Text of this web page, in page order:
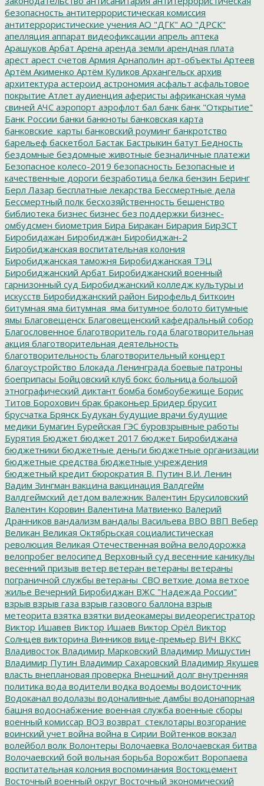
безопасность антитеррористическая комиссия
антитеррористические учения АО "ДГК" АО "ДРСК"
апелляция аппарат видеофиксации апрель аптека
Арашуков Арбат Арена аренда земли арендная плата
арест арест счетов Армия Арнаполин арт-объекты Артеев
Артём Акименко Артём Куликов Архангельск архив
архитектура астероид астрономия асфальт асфальтовое
покрытие Атлет аудиенция аферисты африканская чума
свиней АЧС аэропорт аэрофлот бал банк банк "Открытие"
Банк России банки банкноты банковская карта
банковские_карты банковский роуминг банкротство
барельеф баскетбол Бастак Бастрыкин батут Бедность
бездомные бездомные животные безналичные платежи
Безопасное колесо-2019 безопасность Безопасные и
качественные дороги безработица белка бензин Беринг
Берл Лазар бесплатные лекарства Бессмертные дела
Бессмертный полк бесхозяйственность бешенство
библиотека бизнес бизнес без поддержки бизнес-
омбудсмен биометрия Бира Биракан Бирария БирЗСТ
Биробидажан Биробиджан Биробиджан-2
Биробиджанская воспитательная колония
Биробиджанская таможня Биробиджанская ТЭЦ
Биробиджанский Арбат Биробиджанский военный
гарнизонный суд Биробиджанский колледж культуры и
искусств Биробиджанский район Бирофельд биткоин
битумная яма битумная_яма битумное болото битумные
ямы Благовещенск Благовещенский кафедральный собор
Благословенное благотворитель года благотворительная
акция благотворительная деятельность
благотворительность благотворительный концерт
благоустройство Блокада Ленинграда боевые патроны
боеприпасы Бойцовский клуб бокс больница большой
этнографический диктант бомба бомбоубежище Борис
Титов Борохович брак браконьер Бридер брусит
брусчатка Брянск Будукан будущие врачи будущие
медики Бумагин Бурейская ГЭС буровзрывные работы
Бурятия Бюджет бюджет 2017 бюджет Биробиджана
бюджетники бюджетные деньги бюджетные организации
бюджетные средства бюджетные учреждения
бюджетный кредит бюрократия В. Путин В.И. Ленин
Вадим Зингман вакцина вакцинация Валдгейм
Валдгеймский детдом валежник Валентин Брусиловский
Валентин Коровин Валентина Матвиенко Валерий
Дранников вандализм вандалы Васильева ВВО ВВП Вебер
Великан Великая Октябрьская социалистическая
революция Великая Отечественная война велодорожка
велопробег велосипед Верховный суд весенние каникулы
весенний призыв ветер ветеран ветераны ветераны
пограничной службы ветераны_СВО ветхие дома ветхое
жилье Вечерний Биробиджан ВЖС "Надежда России"
взрыв взрыв газа взрыв газового баллона взрыв
метеорита взятка взятки видеокамеры видеорегистратор
Виктор Ишавев Виктор Ишаев Виктор Орёл Виктор
Солнцев викторина Винников вице-премьер ВИЧ ВККС
Владивосток Владимир Марковский Владимир Мишустин
Владимир Путин Владимир Сахаровский Владимир Якушев
власть внеплановая проверка Внешний долг внутренняя
политика вода водители водка водоемы водоисточник
Водоканал водолазы водоналивные дамбы водонапорная
башня водоснабжение военная служба военные сборы
военный комиссар ВОЗ возврат_стеклотары возгорание
воинский учет война война в Сирии Войтенков вокзал
волейбол волк Волонтеры Волочаевка Волочаевская битва
Волочаевский бой вольная борьба Ворожбит Воропаева
воспитательная колония воспоминания Востокцемент
Восточный военный округ Восточный экономический